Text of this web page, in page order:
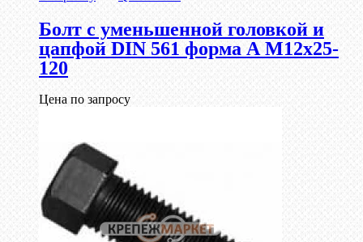
Болт с уменьшенной головкой и
цапфой DIN 561 форма А М12х25-
120
Цена по запросу